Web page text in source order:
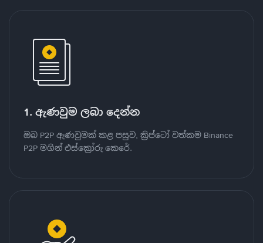
1. ඇණවුම ලබා දෙන්න
ඔබ P2P ඇණවුමක් කළ පසුව, ක්‍රිප්ටෝ වත්කම Binance
P2P මගින් එස්ක්‍රෝරු කෙරේ.